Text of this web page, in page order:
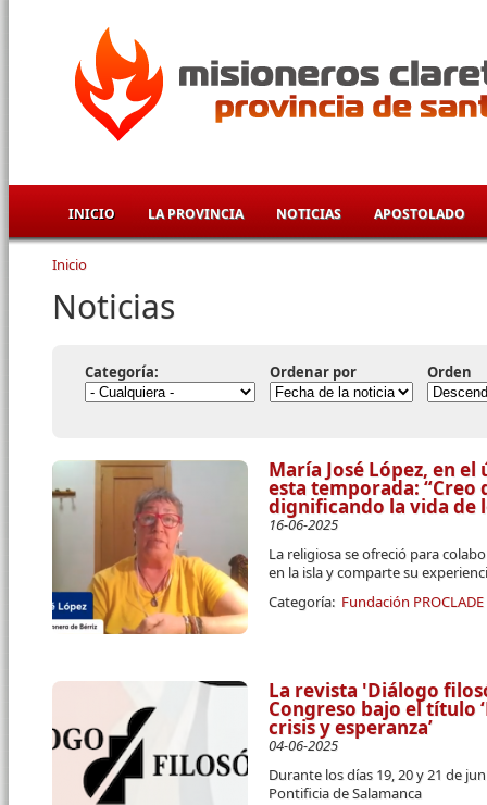
INICIO LA PROVINCIA NOTICIAS APOSTOLADO
Se encuentra usted aquí
Inicio
Noticias
Categoría: Ordenar por Orden
María José López, en el
esta temporada: “Creo
dignificando la vida de
16-06-2025
La religiosa se ofreció para
en la isla y comparte su
Categoría: Fundación PROCLADE
La revista 'Diálogo
Congreso bajo el título
crisis y esperanza’
04-06-2025
Durante los días 19, 20 y 21 de
Pontificia de Salamanca